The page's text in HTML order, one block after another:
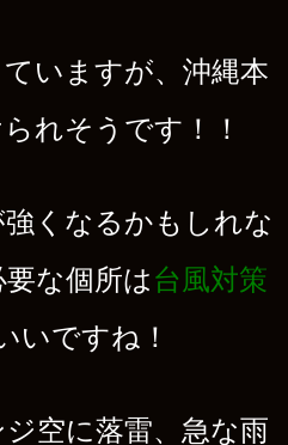
いますが、沖縄本
れそうです！！
くなるかもしれな
な個所は台風対策
いですね！
空に落雷、急な雨